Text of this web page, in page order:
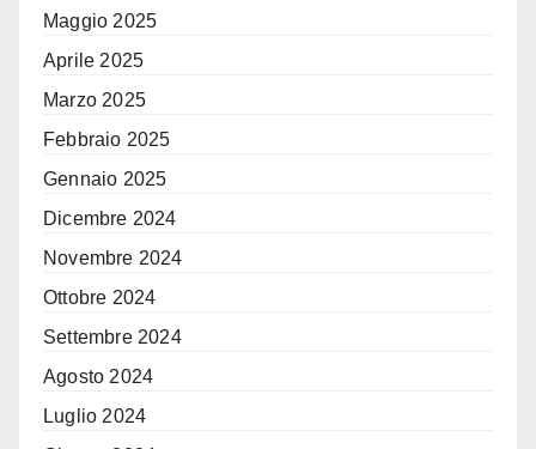
Maggio 2025
Aprile 2025
Marzo 2025
Febbraio 2025
Gennaio 2025
Dicembre 2024
Novembre 2024
Ottobre 2024
Settembre 2024
Agosto 2024
Luglio 2024